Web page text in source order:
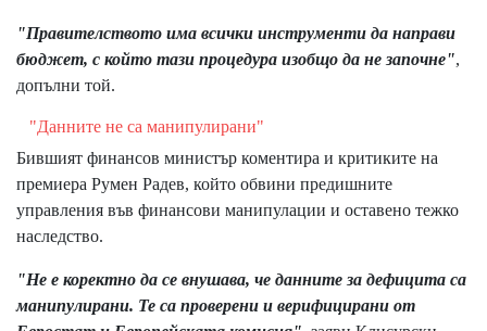
"Правителството има всички инструменти да направи
бюджет, с който тази процедура изобщо да не започне",
допълни той.
"Данните не са манипулирани"
Бившият финансов министър коментира и критиките на
премиера Румен Радев, който обвини предишните
управления във финансови манипулации и оставено тежко
наследство.
"Не е коректно да се внушава, че данните за дефицита са
манипулирани. Те са проверени и верифицирани от